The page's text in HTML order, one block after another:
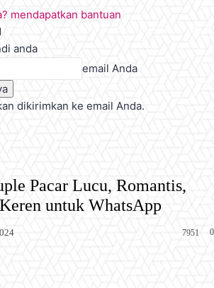
mendapatkan bantuan
anda
email Anda
dikirimkan ke email Anda.
Pacar Lucu, Romantis,
untuk WhatsApp
0
7951